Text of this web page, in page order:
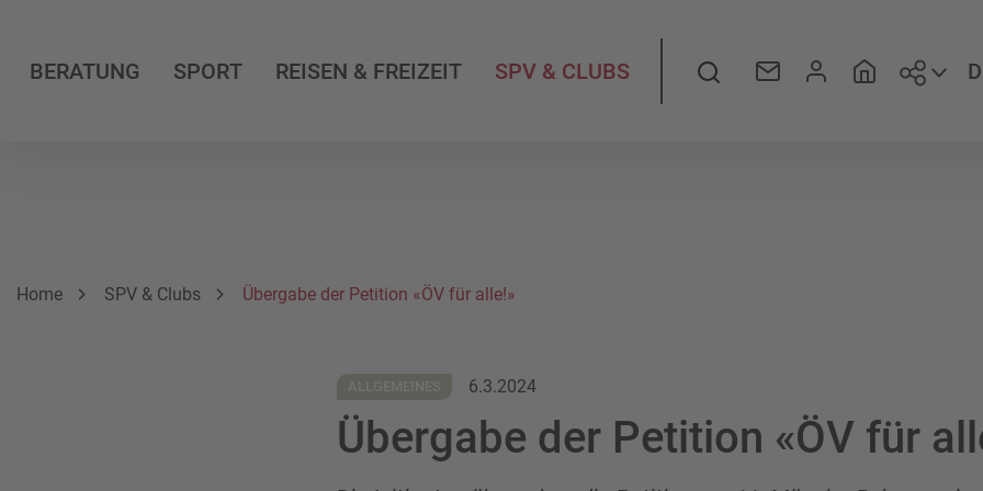
BERATUNG SPORT REISEN & FREIZEIT SPV & CLUBS Suche
Breadcrumbnavigation
Sie befinden sich hier:
Home SPV & Clubs Übergabe der Petition «ÖV für alle!»
ALLGEMEINES 6.3.2024
Übergabe der Petition «ÖV für